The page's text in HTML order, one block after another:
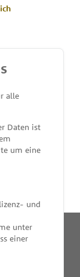
alle
Daten ist
um eine
und
unter
einer